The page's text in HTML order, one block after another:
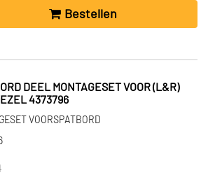
Bestellen
DEEL MONTAGESET VOOR (L&R)
4373796
VOORSPATBORD